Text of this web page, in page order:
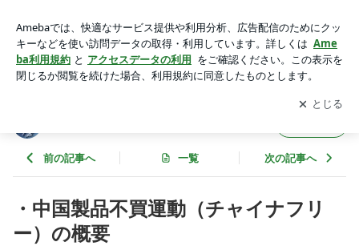
アプリをダウンロードして ブログの更新通知
を受け取りまし
ょう。
開く
前の記事へ 一覧 次の記事へ
・中国製品不買運動（チャイナフリ
ー）の概要